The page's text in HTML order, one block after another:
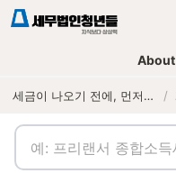
About
세금이 나오기 전에, 먼저 연락하는 세무법인 /